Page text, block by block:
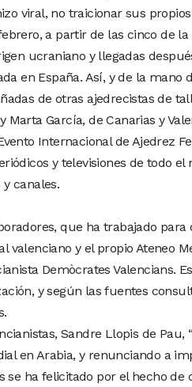
viral, no traicionar sus
a partir de las cinco de
ucraniano y llegadas
en España. Así, y de la mano
de otras ajedrecistas de
Marta García, de Canarias y
Internacional de Ajedrez
y televisiones de todo
canales.
que ha trabajado
valenciano y el propio Ateneo
Demòcrates Valencians.
y según las fuentes
Sandre Llopis de
en Arabia, y renunciando a
se ha felicitado por el hecho